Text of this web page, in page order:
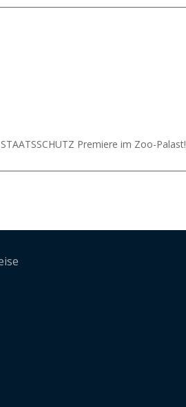
Premiere im Zoo-Palast!